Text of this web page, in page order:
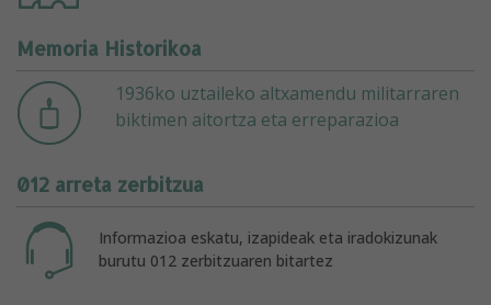
Memoria Historikoa
1936ko uztaileko altxamendu militarraren
biktimen aitortza eta erreparazioa
012 arreta zerbitzua
Informazioa eskatu, izapideak eta iradokizunak
burutu 012 zerbitzuaren bitartez